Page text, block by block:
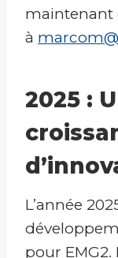
maintenant
à
2025 :
L’année
pour